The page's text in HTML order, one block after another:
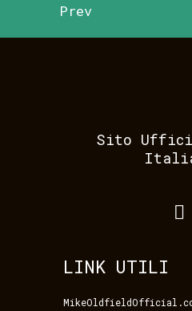
Prev
Sito
LINK UTILI